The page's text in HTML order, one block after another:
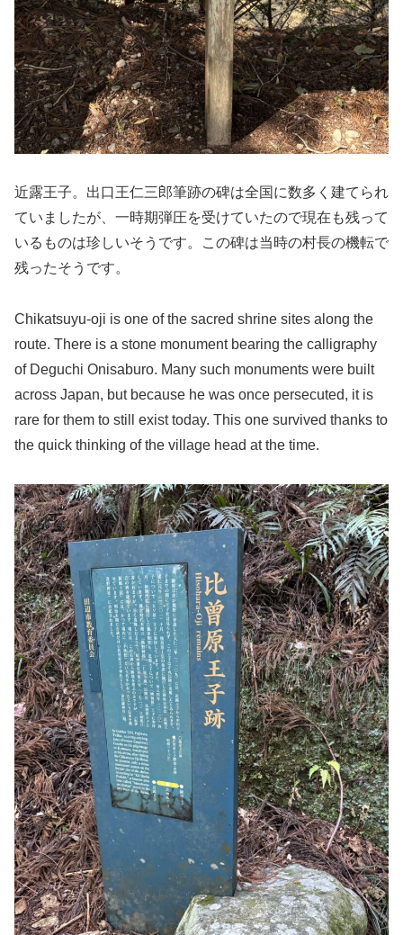
近露王子。出口王仁三郎筆跡の碑は全国に数多く建てられ
ていましたが、一時期弾圧を受けていたので現在も残って
いるものは珍しいそうです。この碑は当時の村長の機転で
残ったそうです。
Chikatsuyu-oji is one of the sacred shrine sites along the
route. There is a stone monument bearing the calligraphy
of Deguchi Onisaburo. Many such monuments were built
across Japan, but because he was once persecuted, it is
rare for them to still exist today. This one survived thanks to
the quick thinking of the village head at the time.